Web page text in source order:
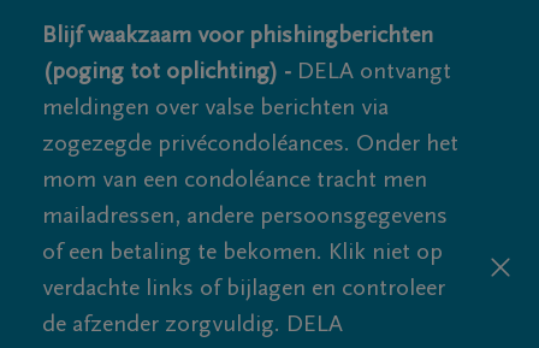
Blijf waakzaam voor phishingberichten
(poging tot oplichting) - DELA ontvangt
meldingen over valse berichten via
zogezegde privécondoléances. Onder het
mom van een condoléance tracht men
mailadressen, andere persoonsgegevens
of een betaling te bekomen. Klik niet op
verdachte links of bijlagen en controleer
de afzender zorgvuldig. DELA